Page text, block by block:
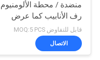
منضدة / محطة الألومنيوم
رف الأنابيب كما عرض
الجدول
قابل للتفاوض MOQ:5 PCS
الاتصال